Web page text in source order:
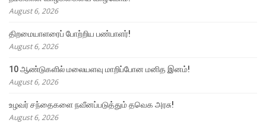
August 6, 2026
திறமையாளரைப் போற்றிய பண்பாளர்!
August 6, 2026
10 ஆண்டுகளில் மலையளவு மாறிப்போன மனித இனம்!
August 6, 2026
உழவர் சந்தைகளை நவீனப்படுத்தும் தவெக அரசு!
August 6, 2026